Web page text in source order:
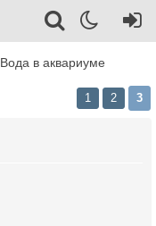
Вода в аквариуме
1 2 3